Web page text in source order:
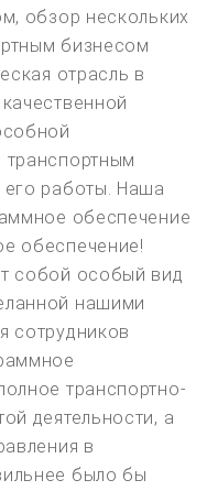
обзор нескольких
бизнесом
отрасль в
транспортным
работы. Наша
обеспечение
обеспечение!
собой особый вид
нашими
сотрудников
транспортно-
деятельности, а
в
было бы